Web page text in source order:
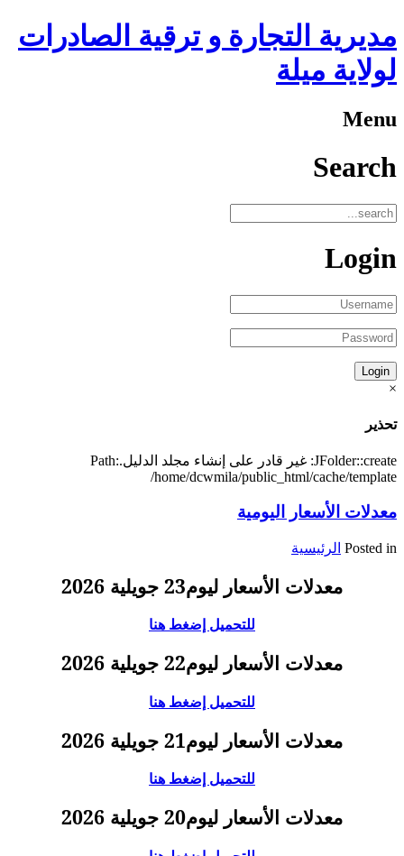
مديرية التجارة و ترقية الصادرات
لولاية ميلة
Menu
Search
Login
×
تحذير
JFolder::create: غير قادر على إنشاء مجلد الدليل.Path:
/home/dcwmila/public_html/cache/template
معدلات الأسعار اليومية
Posted in الرئيسية
معدلات الأسعار ليوم23 جويلية 2026
للتحميل إضغط هنا
معدلات الأسعار ليوم22 جويلية 2026
للتحميل إضغط هنا
معدلات الأسعار ليوم21 جويلية 2026
للتحميل إضغط هنا
معدلات الأسعار ليوم20 جويلية 2026